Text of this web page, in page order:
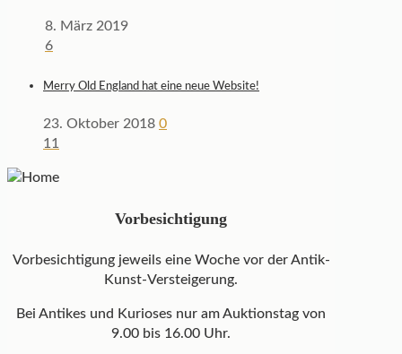
8. März 2019
6
Merry Old England hat eine neue Website!
23. Oktober 2018 0
11
Vorbesichtigung
Vorbesichtigung jeweils eine Woche vor der Antik-
Kunst-Versteigerung.
Bei Antikes und Kurioses nur am Auktionstag von
9.00 bis 16.00 Uhr.